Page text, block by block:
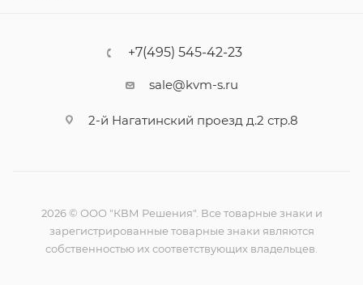
+7(495) 545-42-23
sale@kvm-s.ru
2-й Нагатинский проезд д.2 стр.8
2026 © ООО "КВМ Решения". Все товарные знаки и
зарегистрированные товарные знаки являются
собственностью их соответствующих владельцев.